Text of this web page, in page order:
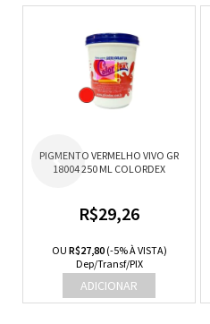
PIGMENTO VERMELHO VIVO GR
18004 250 ML COLORDEX
R$29,26
OU R$27,80(-5% À VISTA)
Dep/Transf/PIX